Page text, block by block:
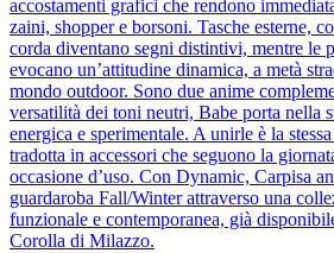
accostamenti grafici che rendono
zaini, shopper e borsoni. Tasche esterne,
corda diventano segni distintivi, mentre le
evocano un’attitudine dinamica, a metà
mondo outdoor. Sono due anime
versatilità dei toni neutri, Babe porta nella
energica e sperimentale. A unirle è la
tradotta in accessori che seguono la
occasione d’uso. Con Dynamic, Carpisa
guardaroba Fall/Winter attraverso una
funzionale e contemporanea, già
Corolla di Milazzo.